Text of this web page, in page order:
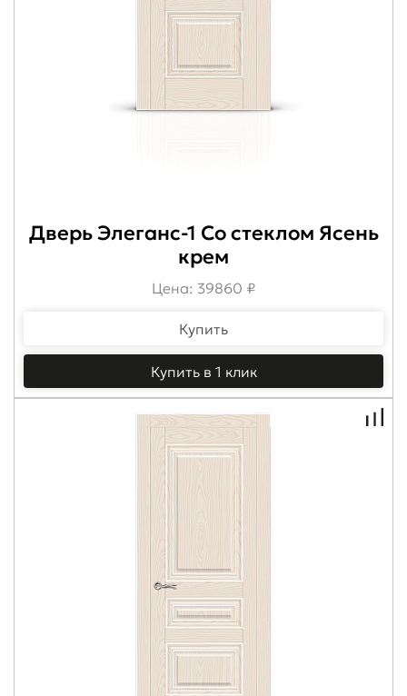
Дверь Элеганс-1 Со стеклом Ясень
крем
Цена: 39860 ₽
Купить
Купить в 1 клик